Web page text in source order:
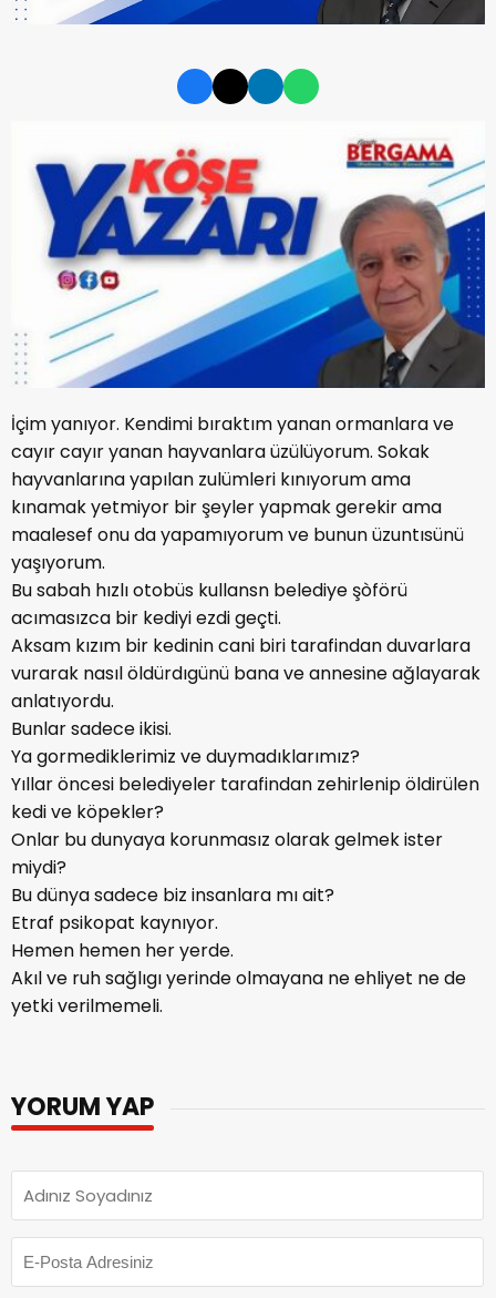
İçim yanıyor. Kendimi bıraktım yanan ormanlara ve
cayır cayır yanan hayvanlara üzülüyorum. Sokak
hayvanlarına yapılan zulümleri kınıyorum ama
kınamak yetmiyor bir şeyler yapmak gerekir ama
maalesef onu da yapamıyorum ve bunun üzuntısünü
yaşıyorum.
Bu sabah hızlı otobüs kullansn belediye şòförü
acımasızca bir kediyi ezdi geçti.
Aksam kızım bir kedinin cani biri tarafindan duvarlara
vurarak nasıl öldürdıgünü bana ve annesine ağlayarak
anlatıyordu.
Bunlar sadece ikisi.
Ya gormediklerimiz ve duymadıklarımız?
Yıllar öncesi belediyeler tarafindan zehirlenip öldirülen
kedi ve köpekler?
Onlar bu dunyaya korunmasız olarak gelmek ister
miydi?
Bu dünya sadece biz insanlara mı ait?
Etraf psikopat kaynıyor.
Hemen hemen her yerde.
Akıl ve ruh sağlıgı yerinde olmayana ne ehliyet ne de
yetki verilmemeli.
YORUM YAP